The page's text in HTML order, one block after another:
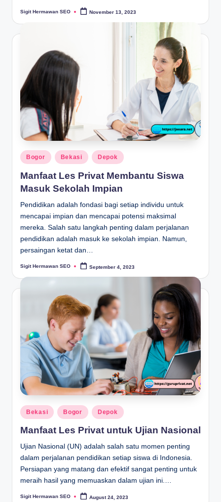
Posted
Sigit Hermawan SEO November 13, 2023
Posted
in
Bogor Bekasi Depok
Manfaat Les Privat Membantu Siswa
Masuk Sekolah Impian
Pendidikan adalah fondasi bagi setiap individu untuk
mencapai impian dan mencapai potensi maksimal
mereka. Salah satu langkah penting dalam perjalanan
pendidikan adalah masuk ke sekolah impian. Namun,
persaingan ketat dan…
Posted
Sigit Hermawan SEO September 4, 2023
Posted
in
Bekasi Bogor Depok
Manfaat Les Privat untuk Ujian Nasional
Ujian Nasional (UN) adalah salah satu momen penting
dalam perjalanan pendidikan setiap siswa di Indonesia.
Persiapan yang matang dan efektif sangat penting untuk
meraih hasil yang memuaskan dalam ujian ini.…
Posted
Sigit Hermawan SEO August 24, 2023